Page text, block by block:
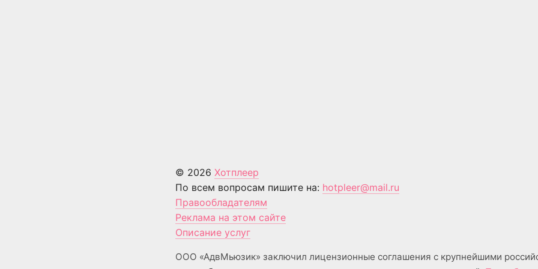
© 2026 Хотплеер
По всем вопросам пишите на: hotpleer@mail.ru
Правообладателям
Реклама на этом сайте
Описание услуг
ООО «АдвМьюзик» заключил лицензионные соглашения с крупнейшими